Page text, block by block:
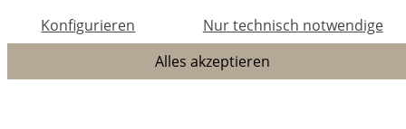
Nur technisch notwendige
Konfigurieren
Alles akzeptieren